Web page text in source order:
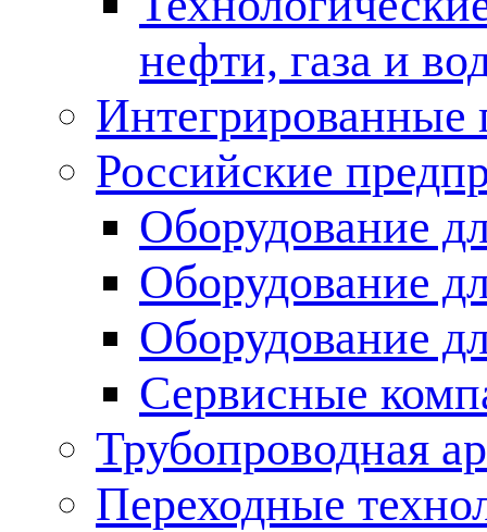
нефти, газа и
Российские
Оборудование
Оборудование
Оборудование
Сервисные
Трубопроводная
Переходные